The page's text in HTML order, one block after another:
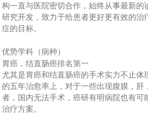
构一直与医院密切合作，始终从事最新的
研究开发，致力于给患者更好更有效的治
症的目标。
优势学科（病种）
胃癌，结直肠癌排名第一
尤其是胃癌和结直肠癌的手术实力不止体
的五年治愈率上，对于一些出现腹膜，肝
者，国内无法手术，癌研有明病院也有可
治疗方案。